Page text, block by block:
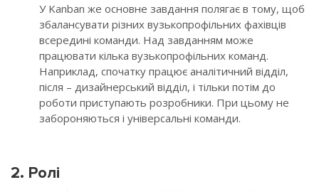
У Kanban же основне завдання полягає в тому, щоб
збалансувати різних вузькопрофільних фахівців
всередині команди. Над завданням може
працювати кілька вузькопрофільних команд.
Наприклад, спочатку працює аналітичний відділ,
після – дизайнерський відділ, і тільки потім до
роботи приступають розробники. При цьому не
забороняються і універсальні команди.
2. Ролі